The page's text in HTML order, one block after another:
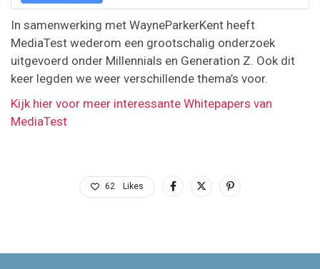
In samenwerking met WayneParkerKent heeft
MediaTest wederom een grootschalig onderzoek
uitgevoerd onder Millennials en Generation Z. Ook dit
keer legden we weer verschillende thema’s voor.
Kijk hier voor meer interessante Whitepapers van
MediaTest
62 Likes